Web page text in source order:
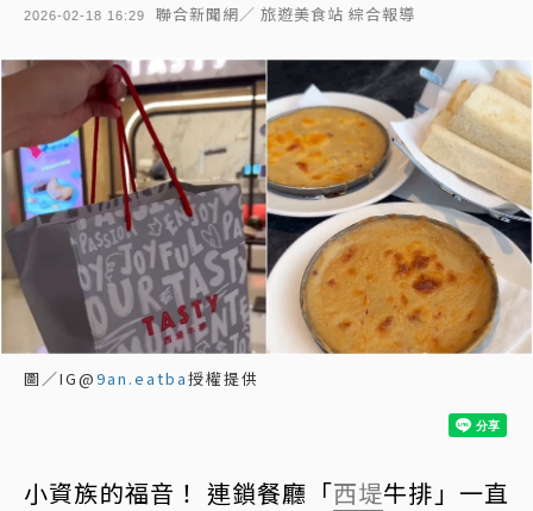
2026-02-18 16:29 聯合新聞網／ 旅遊美食站 綜合報導
圖／IG@9an.eatba授權提供
小資族的福音！ 連鎖餐廳「西堤牛排」一直